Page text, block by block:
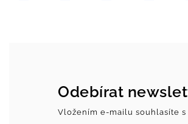
Odebírat
Vložením e-mailu souhlasíte s